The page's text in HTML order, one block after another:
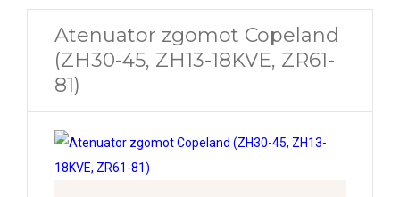
Atenuator zgomot Copeland
(ZH30-45, ZH13-18KVE, ZR61-
81)